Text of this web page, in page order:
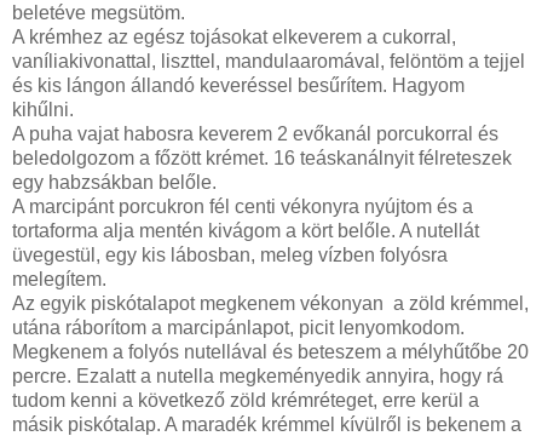
beletéve megsütöm.
A krémhez az egész tojásokat elkeverem a cukorral,
vaníliakivonattal, liszttel, mandulaaromával, felöntöm a tejjel
és kis lángon állandó keveréssel besűrítem. Hagyom
kihűlni.
A puha vajat habosra keverem 2 evőkanál porcukorral és
beledolgozom a főzött krémet. 16 teáskanálnyit félreteszek
egy habzsákban belőle.
A marcipánt porcukron fél centi vékonyra nyújtom és a
tortaforma alja mentén kivágom a kört belőle. A nutellát
üvegestül, egy kis lábosban, meleg vízben folyósra
melegítem.
Az egyik piskótalapot megkenem vékonyan a zöld krémmel,
utána ráborítom a marcipánlapot, picit lenyomkodom.
Megkenem a folyós nutellával és beteszem a mélyhűtőbe 20
percre. Ezalatt a nutella megkeményedik annyira, hogy rá
tudom kenni a következő zöld krémréteget, erre kerül a
másik piskótalap. A maradék krémmel kívülről is bekenem a